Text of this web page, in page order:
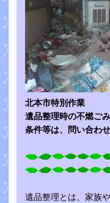
北本市特
遺品整理時の不燃
条件等は、問い合わせ
遺品整理とは、家族